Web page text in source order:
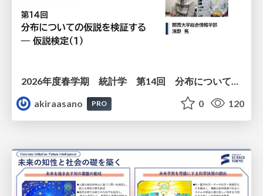
akiraasano
PRO 0 120